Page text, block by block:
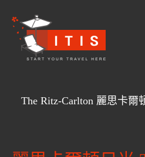
The Ritz-Carlton 麗思卡爾